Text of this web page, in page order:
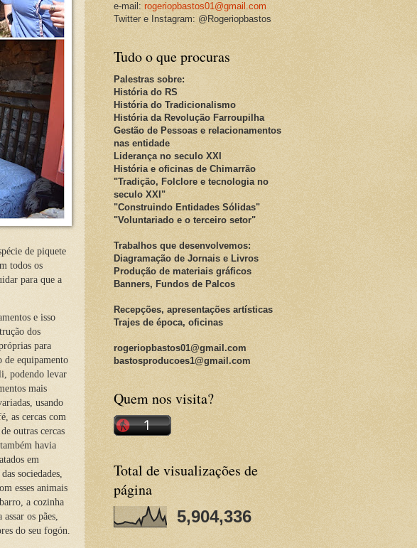
de piquete
todos os
para que a
e isso
dos
para
de equipamento
podendo levar
mais
usando
as cercas com
outras cercas
havia
em
sociedades,
esses animais
a cozinha
os pães,
do seu fogón.
e-mail: rogeriopbastos01@gmail.com
Twitter e Instagram: @Rogeriopbastos
Tudo o que procuras
Palestras sobre:
História do RS
História do Tradicionalismo
História da Revolução Farroupilha
Gestão de Pessoas e relacionamentos
nas entidade
Liderança no seculo XXI
História e oficinas de Chimarrão
"Tradição, Folclore e tecnologia no
seculo XXI"
"Construindo Entidades Sólidas"
"Voluntariado e o terceiro setor"
Trabalhos que desenvolvemos:
Diagramação de Jornais e Livros
Produção de materiais gráficos
Banners, Fundos de Palcos
Recepções, apresentações artísticas
Trajes de época, oficinas
rogeriopbastos01@gmail.com
bastosproducoes1@gmail.com
Quem nos visita?
Total de visualizações de
página
5,904,336